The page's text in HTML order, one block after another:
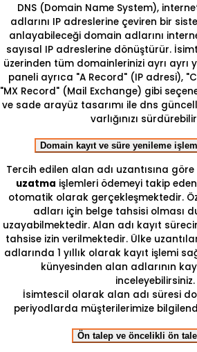
DNS (Domain Name System),
adlarını IP adreslerine çeviren bir
anlayabileceği domain adlarını
sayısal IP adreslerine dönüştürür.
üzerinden tüm domainlerinizi ayrı ayrı
paneli ayrıca "A Record" (IP adresi),
"MX Record" (Mail Exchange) gibi
ve sade arayüz tasarımı ile dns
varlığınızı
Domain kayıt ve süre yenileme
Tercih edilen alan adı uzantısına göre
uzatma işlemleri ödemeyi takip
otomatik olarak gerçekleşmektedir.
adları için belge tahsisi olması
uzayabilmektedir. Alan adı kayıt
tahsise izin verilmektedir. Ülke
adlarında 1 yıllık olarak kayıt işlemi
künyesinden alan adlarının
inceleyebilirsiniz.
İsimtescil olarak alan adı süresi
periyodlarda müşterilerimize
Ön talep ve öncelikli ön